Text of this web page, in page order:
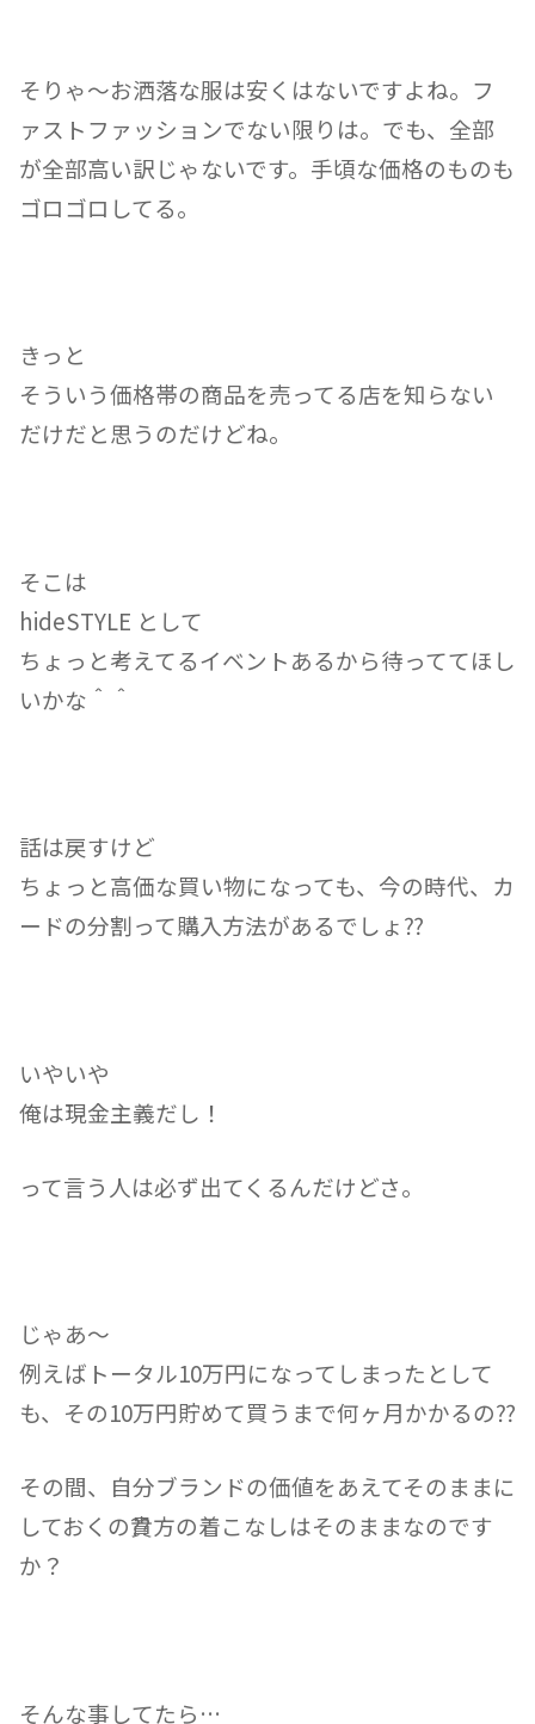
そりゃ〜お洒落な服は安くはないですよね。フ
ァストファッションでない限りは。でも、全部
が全部高い訳じゃないです。 手頃な価格のものも
ゴロゴロしてる。
きっと
そういう価格帯の商品を売ってる店を知らない
だけだと思うのだけどね。
そこは
hideSTYLE として
ちょっと考えてるイベントあるから待っててほし
いかな＾＾
話は戻すけど
ちょっと高価な買い物になっても、今の時代、カ
ードの分割って購入方法があるでしょ⁇
いやいや
俺は現金主義だし！
って言う人は必ず出てくるんだけどさ。
じゃあ〜
例えばトータル10万円になってしまったとして
も、その10万円貯めて買うまで何ヶ月かかるの⁇
その間、自分ブランドの価値をあえてそのままに
しておくの⁇貴方の着こなしはそのままなのです
か？
そんな事してたら…